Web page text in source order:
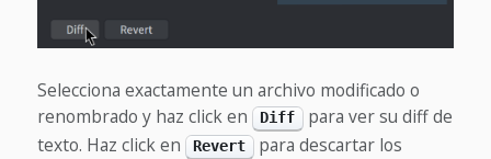
Selecciona exactamente un archivo modificado o
renombrado y haz click en
Diff
para ver su diff de
texto. Haz click en
Revert
para descartar los